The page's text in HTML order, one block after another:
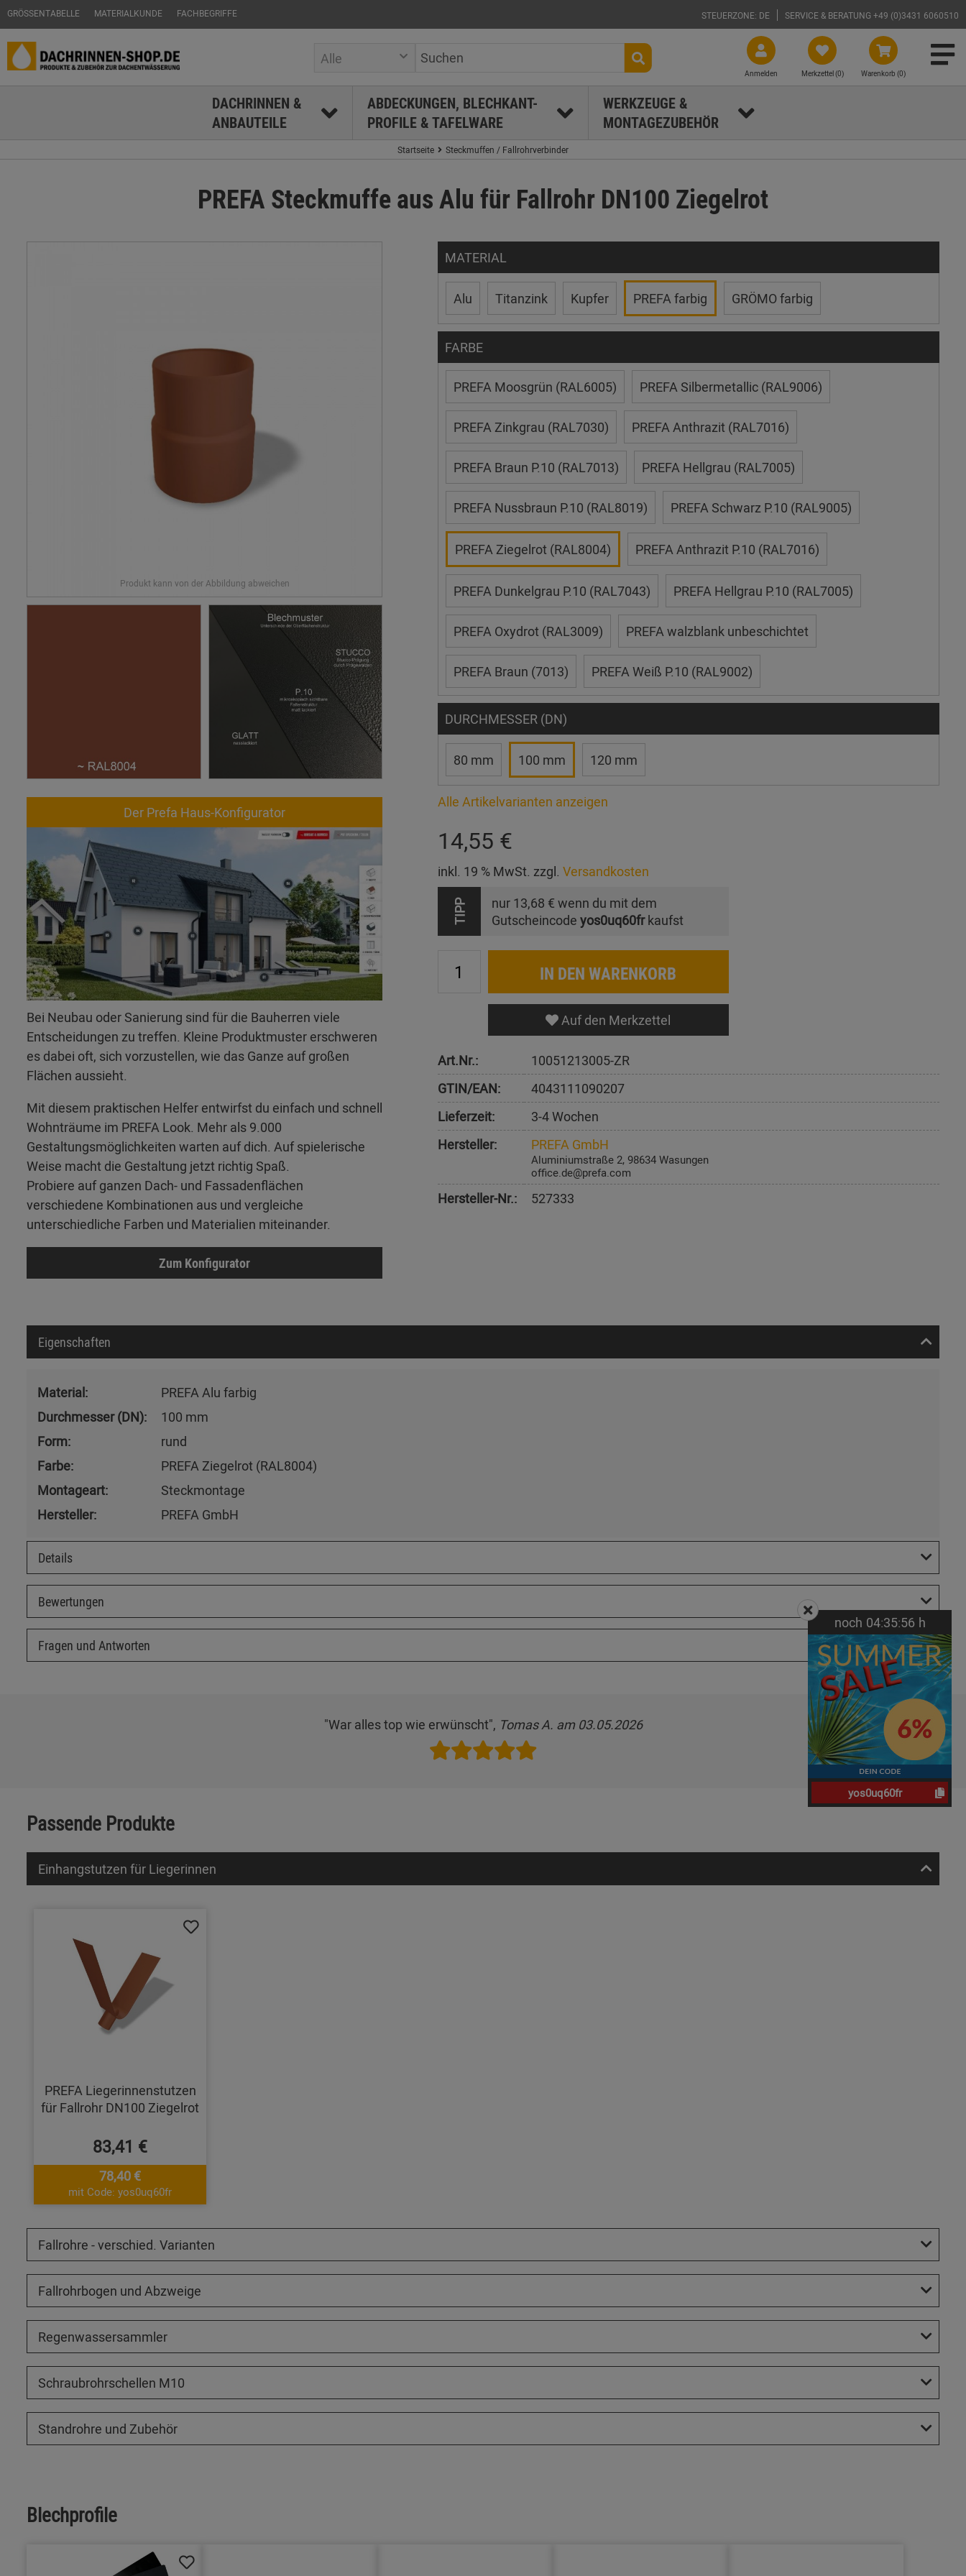
GRÖSSENTABELLE MATERIALKUNDE FACHBEGRIFFE STEUERZONE: DE SERVICE & BERATUNG +49 (0)3431 6060510
Warenkorb (0)
Merkzettel (0)
Anmelden
Alle
DACHRINNEN &
ANBAUTEILE
ABDECKUNGEN, BLECHKANT-
PROFILE & TAFELWARE
WERKZEUGE &
MONTAGEZUBEHÖR
Startseite Steckmuffen / Fallrohrverbinder
PREFA Steckmuffe aus Alu für Fallrohr DN100 Ziegelrot
Der Prefa Haus-Konfigurator
Bei Neubau oder Sanierung sind für die Bauherren viele
Entscheidungen zu treffen. Kleine Produktmuster erschweren
es dabei oft, sich vorzustellen, wie das Ganze auf großen
Flächen aussieht.
Mit diesem praktischen Helfer entwirfst du einfach und schnell
Wohnträume im PREFA Look. Mehr als 9.000
Gestaltungsmöglichkeiten warten auf dich. Auf spielerische
Weise macht die Gestaltung jetzt richtig Spaß.
Probiere auf ganzen Dach- und Fassadenflächen
verschiedene Kombinationen aus und vergleiche
unterschiedliche Farben und Materialien miteinander.
Zum Konfigurator
MATERIAL
Alu Titanzink Kupfer PREFA farbig GRÖMO farbig
FARBE
PREFA Moosgrün (RAL6005) PREFA Silbermetallic (RAL9006)
PREFA Zinkgrau (RAL7030) PREFA Anthrazit (RAL7016)
PREFA Braun P.10 (RAL7013) PREFA Hellgrau (RAL7005)
PREFA Nussbraun P.10 (RAL8019) PREFA Schwarz P.10 (RAL9005)
PREFA Ziegelrot (RAL8004) PREFA Anthrazit P.10 (RAL7016)
PREFA Dunkelgrau P.10 (RAL7043) PREFA Hellgrau P.10 (RAL7005)
PREFA Oxydrot (RAL3009) PREFA walzblank unbeschichtet
PREFA Braun (7013) PREFA Weiß P.10 (RAL9002)
DURCHMESSER (DN)
80 mm 100 mm 120 mm
Alle Artikelvarianten anzeigen
14,55 €
inkl. 19 % MwSt. zzgl. Versandkosten
TIPP nur 13,68 € wenn du mit dem
Gutscheincode yos0uq60frkaufst
IN DEN WARENKORB
Auf den Merkzettel
Art.Nr.:
10051213005-ZR
GTIN/EAN:
4043111090207
Lieferzeit:
3-4 Wochen
Hersteller:
PREFA GmbH
Aluminiumstraße 2, 98634 Wasungen
office.de@prefa.com
Hersteller-Nr.: 527333
Eigenschaften
Material:
PREFA Alu farbig
Durchmesser (DN):
100 mm
Form:
rund
Farbe:
PREFA Ziegelrot (RAL8004)
Montageart:
Steckmontage
Hersteller:
PREFA GmbH
Details
Bewertungen
Fragen und Antworten
"War alles top wie erwünscht", Tomas A. am 03.05.2026
Passende Produkte
Einhangstutzen für Liegerinnen
PREFA Liegerinnenstutzen
für Fallrohr DN100 Ziegelrot
83,41 €
78,40 €
mit Code: yos0uq60fr
Fallrohre - verschied. Varianten
Fallrohrbogen und Abzweige
Regenwassersammler
Schraubrohrschellen M10
Standrohre und Zubehör
Blechprofile
noch 04:35:55 h
yos0uq60fr